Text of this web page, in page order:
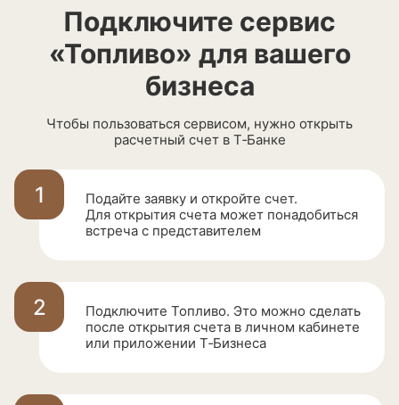
Подключите сервис
«Топливо» для вашего
бизнеса
Чтобы пользоваться сервисом, нужно открыть
расчетный счет в Т‑Банке
1
Подайте заявку и откройте счет.
Для открытия счета может понадобиться
встреча с представителем
2
Подключите Топливо. Это можно сделать
после открытия счета в личном кабинете
или приложении Т‑Бизнеса